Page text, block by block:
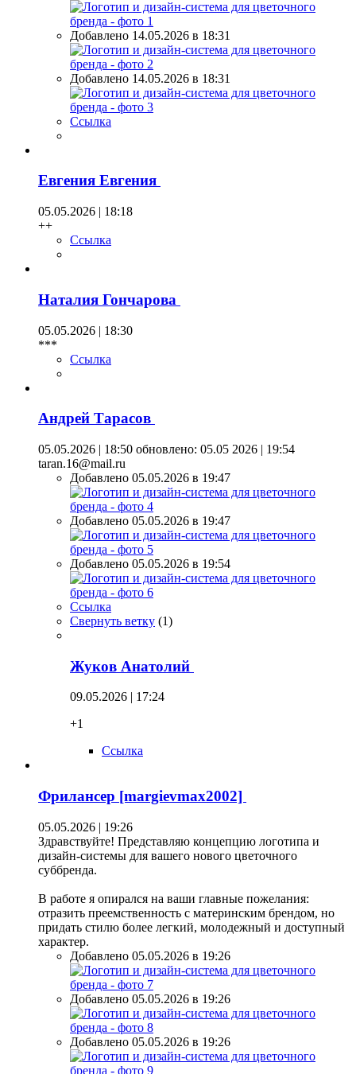
Добавлено 14.05.2026 в 18:31
Добавлено 14.05.2026 в 18:31
Ссылка
Евгения Евгения
05.05.2026 | 18:18
++
Ссылка
Наталия Гончарова
05.05.2026 | 18:30
***
Ссылка
Андрей Тарасов
05.05.2026 | 18:50 обновлено: 05.05 2026 | 19:54
taran.16@mail.ru
Добавлено 05.05.2026 в 19:47
Добавлено 05.05.2026 в 19:47
Добавлено 05.05.2026 в 19:54
Ссылка
Свернуть ветку (1)
Жуков Анатолий
09.05.2026 | 17:24
+1
Ссылка
Фрилансер [margievmax2002]
05.05.2026 | 19:26
Здравствуйте! Представляю концепцию логотипа и
дизайн-системы для вашего нового цветочного
суббренда.
В работе я опирался на ваши главные пожелания:
отразить преемственность с материнским брендом, но
придать стилю более легкий, молодежный и доступный
характер.
Добавлено 05.05.2026 в 19:26
Добавлено 05.05.2026 в 19:26
Добавлено 05.05.2026 в 19:26